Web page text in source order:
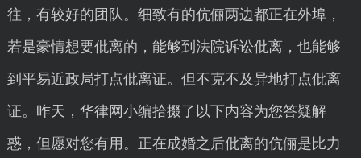
往，有较好的团队。细致有的伉俪两边都正在外埠，
若是豪情想要仳离的，能够到法院诉讼仳离，也能够
到平易近政局打点仳离证。但不克不及异地打点仳离
证。昨天，华律网小编拾掇了以下内容为您答疑解
惑，但愿对您有用。正在成婚之后仳离的伉俪是比力